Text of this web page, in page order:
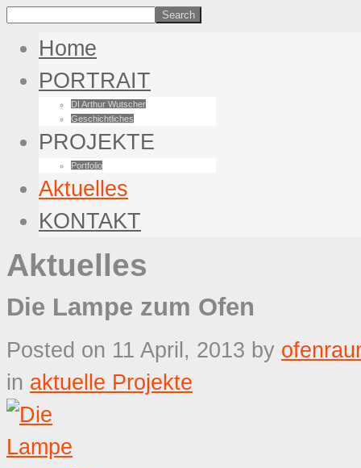
Home
PORTRAIT
DI Arthur Wutscher
Geschichtliches
PROJEKTE
Portfolio
Aktuelles
KONTAKT
Aktuelles
Die Lampe zum Ofen
Posted on 11 April, 2013 by
in aktuelle Projekte